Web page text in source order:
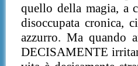
quello della magia, a
disoccupata cronica,
azzurro. Ma quando
DECISAMENTE